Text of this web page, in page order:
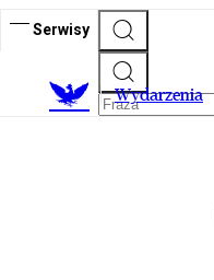
Serwisy
Wydarzenia